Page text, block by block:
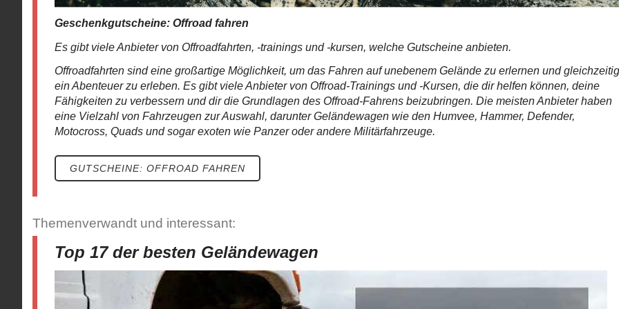
Geschenkgutscheine: Offroad fahren
Es gibt viele Anbieter von Offroadfahrten, -trainings und -kursen, welche Gutscheine anbieten.
Offroadfahrten sind eine großartige Möglichkeit, um das Fahren auf unebenem Gelände zu erlernen und gleichzeitig
ein Abenteuer zu erleben. Es gibt viele Anbieter von Offroad-Trainings und -Kursen, die dir helfen können, deine
Fähigkeiten zu verbessern und dir die Grundlagen des Offroad-Fahrens beizubringen. Die meisten Anbieter haben
eine Vielzahl von Fahrzeugen zur Auswahl, darunter Geländewagen wie den Humvee, Hammer, Defender,
Motocross, Quads und sogar exoten wie Panzer oder andere Militärfahrzeuge.
GUTSCHEINE: OFFROAD FAHREN
Themenverwandt und interessant:
Top 17 der besten Geländewagen